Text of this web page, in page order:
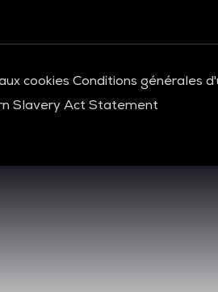
cookies Conditions générales
Slavery Act Statement